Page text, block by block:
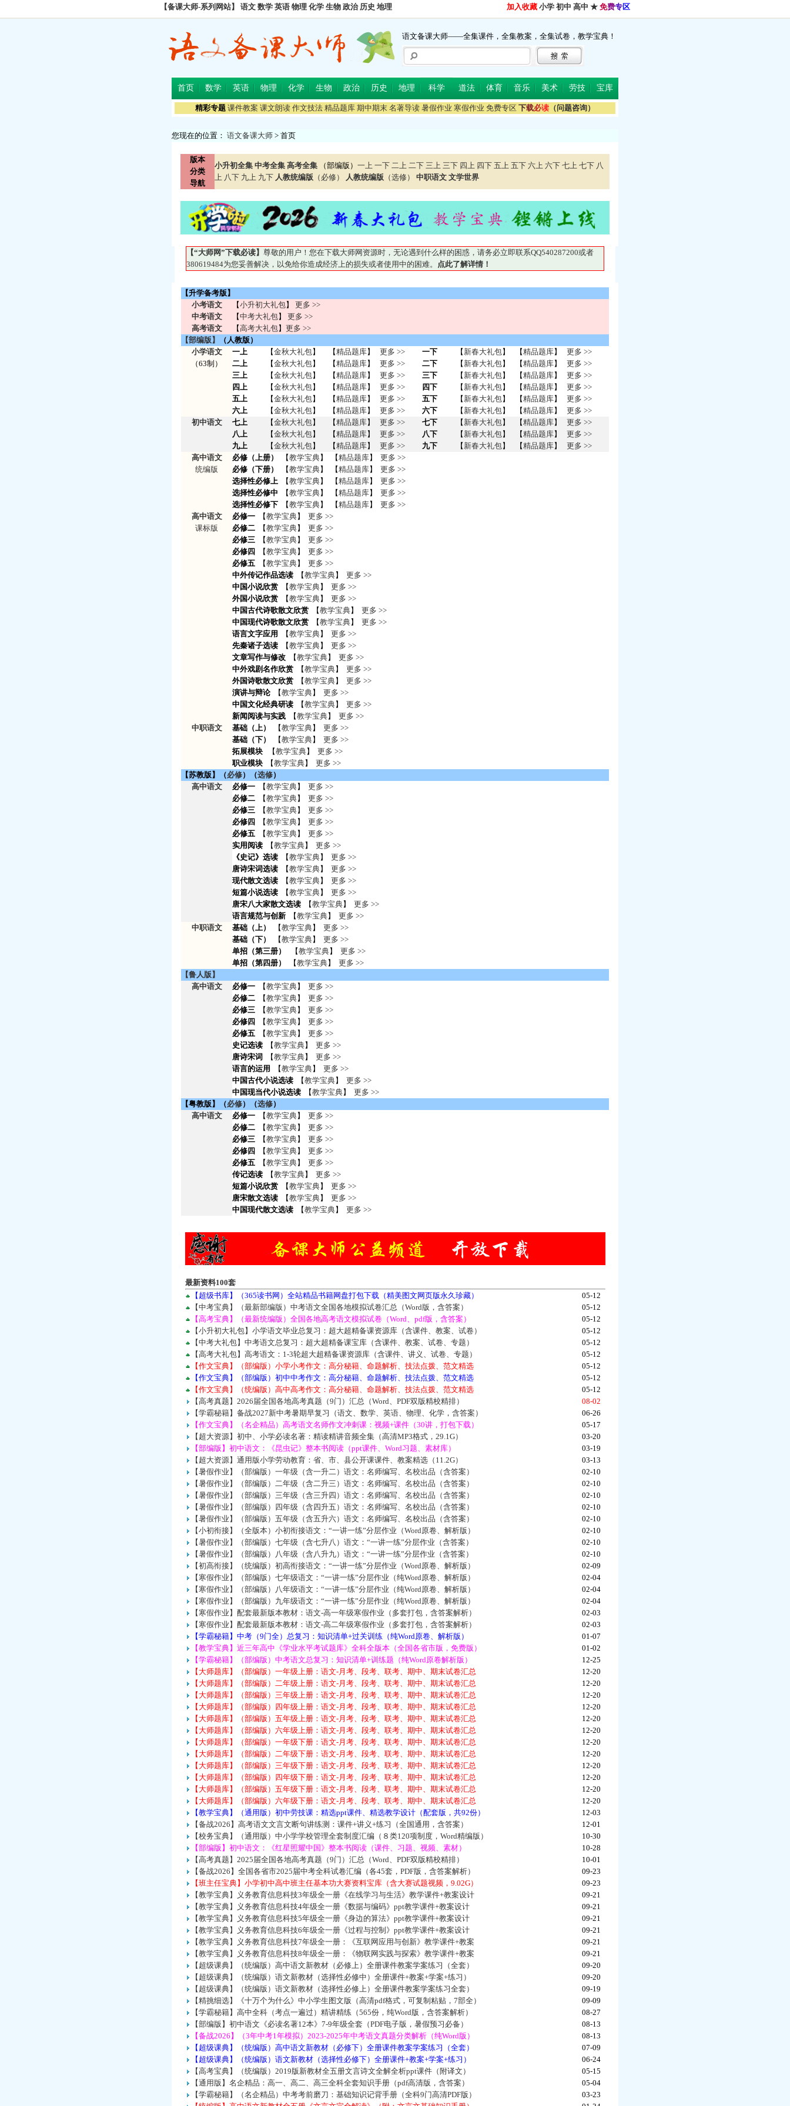
【备课大师-系列网站】 语文 数学 英语 物理 化学 生物 政治 历史 地理 加入收藏 小学 初中 高中 ★ 免费专区
语文备课大师——全集课件，全集教案，全集试卷，教学宝典！
首页 数学 英语 物理 化学 生物 政治 历史 地理 科学 道法 体育 音乐 美术 劳技 宝库
精彩专题 课件教案 课文朗读 作文技法 精品题库 期中期末 名著导读 暑假作业 寒假作业 免费专区 下载必读 （问题咨询）
您现在的位置： 语文备课大师 > 首页
版本
分类
导航
小升初全集 中考全集 高考全集 （部编版） 一上 一下 二上 二下 三上 三下 四上 四下 五上 五下 六上 六下 七上 七下 八
上 八下 九上 九下 人教统编版 （必修） 人教统编版 （选修） 中职语文 文学世界
【“大师网”下载必读】 尊敬的用户！您在下载大师网资源时，无论遇到什么样的困惑，请务必立即联系QQ540287200或者
380619484为您妥善解决，以免给你造成经济上的损失或者使用中的困难。 点此了解详情！
【升学备考版】
小考语文
【小升初大礼包】 更多 >>
中考语文
【中考大礼包】 更多 >>
高考语文
【高考大礼包】 更多 >>
【部编版】
（人教版）
小学语文
（63制）
一上
二上
三上
四上
五上
六上
【金秋大礼包】
【金秋大礼包】
【金秋大礼包】
【金秋大礼包】
【金秋大礼包】
【金秋大礼包】
【精品题库】
【精品题库】
【精品题库】
【精品题库】
【精品题库】
【精品题库】
更多 >>
更多 >>
更多 >>
更多 >>
更多 >>
更多 >>
一下
二下
三下
四下
五下
六下
【 新春大礼包】
【 新春大礼包】
【 新春大礼包】
【 新春大礼包】
【 新春大礼包】
【 新春大礼包】
【精品题库】
【精品题库】
【精品题库】
【精品题库】
【精品题库】
【精品题库】
更多 >>
更多 >>
更多 >>
更多 >>
更多 >>
更多 >>
初中语文
七上
八上
九上
【金秋大礼包】
【金秋大礼包】
【金秋大礼包】
【精品题库】
【精品题库】
【精品题库】
更多 >>
更多 >>
更多 >>
七下
八下
九下
【 新春大礼包】
【 新春大礼包】
【 新春大礼包】
【精品题库】
【精品题库】
【精品题库】
更多 >>
更多 >>
更多 >>
高中语文
统编版
必修（上册） 【教学宝典】 【精品题库】 更多 >>
必修（下册）
【教学宝典】 【精品题库】 更多 >>
选择性必修上 【教学宝典】 【精品题库】 更多 >>
选择性必修中 【教学宝典】 【精品题库】 更多 >>
选择性必修下 【教学宝典】 【精品题库】 更多 >>
高中语文
课标版
必修一 【教学宝典】 更多 >>
必修二 【教学宝典】 更多 >>
必修三 【教学宝典】 更多 >>
必修四
【教学宝典】 更多 >>
必修五 【教学宝典】 更多 >>
中外传记作品选读 【教学宝典】 更多 >>
中国小说欣赏 【教学宝典】 更多 >>
外国小说欣赏 【教学宝典】 更多 >>
中国古代诗歌散文欣赏 【教学宝典】 更多 >>
中国现代诗歌散文欣赏 【教学宝典】 更多 >>
语言文字应用
【教学宝典】 更多 >>
先秦诸子选读 【教学宝典】 更多 >>
文章写作与修改 【教学宝典】 更多 >>
中外戏剧名作欣赏 【教学宝典】 更多 >>
外国诗歌散文欣赏 【教学宝典】 更多 >>
演讲与辩论【教学宝典】 更多 >>
中国文化经典研读 【教学宝典】 更多 >>
新闻阅读与实践 【教学宝典】 更多 >>
中职语文
基础（上） 【教学宝典】 更多 >>
基础（下）
【教学宝典】 更多 >>
拓展模块
【教学宝典】 更多 >>
职业模块 【教学宝典】 更多 >>
【苏教版】（必修）（选修）
高中语文
必修一 【教学宝典】 更多 >>
必修二 【教学宝典】 更多 >>
必修三 【教学宝典】 更多 >>
必修四
【教学宝典】 更多 >>
必修五 【教学宝典】 更多 >>
实用阅读 【教学宝典】 更多 >>
《史记》选读 【教学宝典】 更多 >>
唐诗宋词选读 【教学宝典】 更多 >>
现代散文选读 【教学宝典】 更多 >>
短篇小说选读 【教学宝典】 更多 >>
唐宋八大家散文选读 【教学宝典】 更多 >>
语言规范与创新 【教学宝典】 更多 >>
中职语文
基础（上） 【教学宝典】 更多 >>
基础（下）
【教学宝典】 更多 >>
单招（第三册）
【教学宝典】 更多 >>
单招（第四册）
【教学宝典】 更多 >>
【鲁人版】
高中语文
必修一 【教学宝典】 更多 >>
必修二 【教学宝典】 更多 >>
必修三 【教学宝典】 更多 >>
必修四
【教学宝典】 更多 >>
必修五 【教学宝典】 更多 >>
史记选读 【教学宝典】 更多 >>
唐诗宋词
【教学宝典】 更多 >>
语言的运用
【教学宝典】 更多 >>
中国古代小说选读 【教学宝典】 更多 >>
中国现当代小说选读 【教学宝典】 更多 >>
【粤教版】（必修）（选修）
高中语文
必修一 【教学宝典】 更多 >>
必修二 【教学宝典】 更多 >>
必修三 【教学宝典】 更多 >>
必修四
【教学宝典】 更多 >>
必修五 【教学宝典】 更多 >>
传记选读 【教学宝典】 更多 >>
短篇小说欣赏 【教学宝典】 更多 >>
唐宋散文选读 【教学宝典】 更多 >>
中国现代散文选读 【教学宝典】 更多 >>
最新资料100套
【超级书库】（365读书网）全站精品书籍网盘打包下载（精美图文网页版永久珍藏）
05-12
【中考宝典】（最新部编版）中考语文全国各地模拟试卷汇总（Word版，含答案）
05-12
【高考宝典】（最新统编版）全国各地高考语文模拟试卷（Word、pdf版，含答案）
05-12
【小升初大礼包】小学语文毕业总复习：超大超精备课资源库（含课件、教案、试卷）
05-12
【中考大礼包】中考语文总复习：超大超精备课宝库（含课件、教案、试卷、专题）
05-12
【高考大礼包】高考语文：1-3轮超大超精备课资源库（含课件、讲义、试卷、专题）
05-12
【作文宝典】（部编版）小学小考作文：高分秘籍、命题解析、技法点拨、范文精选
05-12
【作文宝典】（部编版）初中中考作文：高分秘籍、命题解析、技法点拨、范文精选
05-12
【作文宝典】（统编版）高中高考作文：高分秘籍、命题解析、技法点拨、范文精选
05-12
【高考真题】2026届全国各地高考真题（9门）汇总（Word、PDF双版精校精排）
08-02
【学霸秘籍】备战2027新中考暑期早复习（语文、数学、英语、物理、化学，含答案）
06-26
【作文宝典】（名企精品）高考语文名师作文冲刺课：视频+课件（30讲，打包下载）
05-17
【超大资源】初中、小学必读名著：精读精讲音频全集（高清MP3格式，29.1G）
03-20
【部编版】初中语文：《昆虫记》整本书阅读（ppt课件、Word习题、素材库）
03-19
【超大资源】通用版小学劳动教育：省、市、县公开课课件、教案精选（11.2G）
03-13
【暑假作业】（部编版）一年级（含一升二）语文：名师编写、名校出品（含答案）
02-10
【暑假作业】（部编版）二年级（含二升三）语文：名师编写、名校出品（含答案）
02-10
【暑假作业】（部编版）三年级（含三升四）语文：名师编写、名校出品（含答案）
02-10
【暑假作业】（部编版）四年级（含四升五）语文：名师编写、名校出品（含答案）
02-10
【暑假作业】（部编版）五年级（含五升六）语文：名师编写、名校出品（含答案）
02-10
【小初衔接】（全版本）小初衔接语文：“一讲一练”分层作业（Word原卷、解析版）
02-10
【暑假作业】（部编版）七年级（含七升八）语文：“一讲一练”分层作业（含答案）
02-10
【暑假作业】（部编版）八年级（含八升九）语文：“一讲一练”分层作业（含答案）
02-10
【初高衔接】（统编版）初高衔接语文：“一讲一练”分层作业（Word原卷、解析版）
02-09
【寒假作业】（部编版）七年级语文：“一讲一练”分层作业（纯Word原卷、解析版）
02-04
【寒假作业】（部编版）八年级语文：“一讲一练”分层作业（纯Word原卷、解析版）
02-04
【寒假作业】（部编版）九年级语文：“一讲一练”分层作业（纯Word原卷、解析版）
02-04
【寒假作业】配套最新版本教材：语文-高一年级寒假作业（多套打包，含答案解析）
02-03
【寒假作业】配套最新版本教材：语文-高二年级寒假作业（多套打包，含答案解析）
02-03
【学霸秘籍】中考（9门全）总复习：知识清单+过关训练（纯Word原卷、解析版）
01-07
【教学宝典】近三年高中《学业水平考试题库》全科全版本（全国各省市版，免费版）
01-02
【学霸秘籍】（部编版）中考语文总复习：知识清单+训练题（纯Word原卷解析版）
12-25
【大师题库】（部编版）一年级上册：语文-月考、段考、联考、期中、期末试卷汇总
12-20
【大师题库】（部编版）二年级上册：语文-月考、段考、联考、期中、期末试卷汇总
12-20
【大师题库】（部编版）三年级上册：语文-月考、段考、联考、期中、期末试卷汇总
12-20
【大师题库】（部编版）四年级上册：语文-月考、段考、联考、期中、期末试卷汇总
12-20
【大师题库】（部编版）五年级上册：语文-月考、段考、联考、期中、期末试卷汇总
12-20
【大师题库】（部编版）六年级上册：语文-月考、段考、联考、期中、期末试卷汇总
12-20
【大师题库】（部编版）一年级下册：语文-月考、段考、联考、期中、期末试卷汇总
12-20
【大师题库】（部编版）二年级下册：语文-月考、段考、联考、期中、期末试卷汇总
12-20
【大师题库】（部编版）三年级下册：语文-月考、段考、联考、期中、期末试卷汇总
12-20
【大师题库】（部编版）四年级下册：语文-月考、段考、联考、期中、期末试卷汇总
12-20
【大师题库】（部编版）五年级下册：语文-月考、段考、联考、期中、期末试卷汇总
12-20
【大师题库】（部编版）六年级下册：语文-月考、段考、联考、期中、期末试卷汇总
12-20
【教学宝典】（通用版）初中劳技课：精选ppt课件、精选教学设计（配套版，共92份）
12-03
【备战2026】高考语文文言文断句讲练测：课件+讲义+练习（全国通用，含答案）
12-01
【校务宝典】（通用版）中小学学校管理全套制度汇编（８类120项制度，Word精编版）
10-30
【部编版】初中语文：《红星照耀中国》整本书阅读（课件、习题、视频、素材）
10-28
【高考真题】2025届全国各地高考真题（9门）汇总（Word、PDF双版精校精排）
10-01
【备战2026】全国各省市2025届中考全科试卷汇编（各45套，PDF版，含答案解析）
09-23
【班主任宝典】小学初中高中班主任基本功大赛资料宝库（含大赛试题视频，9.02G）
09-23
【教学宝典】义务教育信息科技3年级全一册《在线学习与生活》教学课件+教案设计
09-21
【教学宝典】义务教育信息科技4年级全一册《数据与编码》ppt教学课件+教案设计
09-21
【教学宝典】义务教育信息科技5年级全一册《身边的算法》ppt教学课件+教案设计
09-21
【教学宝典】义务教育信息科技6年级全一册《过程与控制》ppt教学课件+教案设计
09-21
【教学宝典】义务教育信息科技7年级全一册：《互联网应用与创新》教学课件+教案
09-21
【教学宝典】义务教育信息科技8年级全一册：《物联网实践与探索》教学课件+教案
09-21
【超级课典】（统编版）高中语文新教材（必修上）全册课件教案学案练习（全套）
09-20
【超级课典】（统编版）语文新教材（选择性必修中）全册课件+教案+学案+练习）
09-20
【超级课典】（统编版）语文新教材（选择性必修上）全册课件教案学案练习全套）
09-19
【精挑细选】《十万个为什么》中小学生图文版（高清pdf格式，可复制粘贴，7部全）
09-09
【学霸秘籍】高中全科（考点一遍过）精讲精练（565份，纯Word版，含答案解析）
08-27
【部编版】初中语文《必读名著12本》7-9年级全套（PDF电子版，暑假预习必备）
08-13
【备战2026】（3年中考1年模拟）2023-2025年中考语文真题分类解析（纯Word版）
08-13
【超级课典】（统编版）高中语文新教材（必修下）全册课件教案学案练习（全套）
07-09
【超级课典】（统编版）语文新教材（选择性必修下）全册课件+教案+学案+练习）
06-24
【高考宝典】（统编版）2019版新教材全五册文言诗文全解全析ppt课件（附译文）
05-15
【通用版】名企精品：高一、高二、高三全科全套知识手册（pdf高清版，含答案）
05-04
【学霸秘籍】（名企精品）中考考前磨刀：基础知识记背手册（全科9门高清PDF版）
03-23